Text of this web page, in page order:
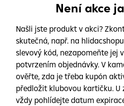
Není akce
Našli jste produkt v akci?
skutečná, např. na
slevový kód, nezapomeňte jej
potvrzením objednávky. V
ověřte, zda je třeba kupón
předložit klubovou kartičku. U
vždy pohlídejte datum